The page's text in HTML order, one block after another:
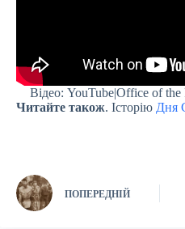
Відео: YouTube|Office of
Читайте також. Історію Дня
ПОПЕРЕДНІЙ